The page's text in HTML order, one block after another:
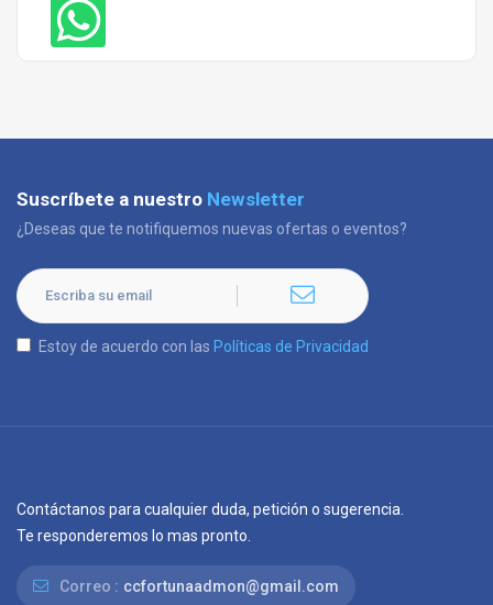
Suscríbete a nuestro Newsletter
¿Deseas que te notifiquemos nuevas ofertas o eventos?
Estoy de acuerdo con las Políticas de Privacidad
Contáctanos para cualquier duda, petición o sugerencia.
Te responderemos lo mas pronto.
Correo : ccfortunaadmon@gmail.com